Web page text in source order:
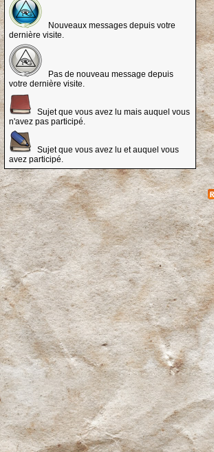
Nouveaux messages depuis votre
dernière visite.
Pas de nouveau message depuis
votre dernière visite.
Sujet que vous avez lu mais auquel vous
n'avez pas participé.
Sujet que vous avez lu et auquel vous
avez participé.